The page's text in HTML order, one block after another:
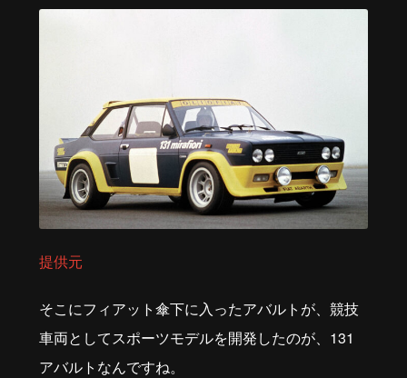
提供元
そこにフィアット傘下に入ったアバルトが、競技
車両としてスポーツモデルを開発したのが、 131
アバルトなんですね。